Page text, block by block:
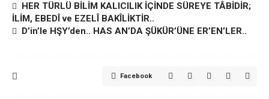
HER TÜRLÜ BİLİM KALICILIK İÇİNDE SÜREYE TÂBİDİR;
İLİM, EBEDÎ ve EZELÎ BAKÎLİKTİR..
D’in’le HŞY’den.. HAS AN’DA ŞÜKÜR’ÜNE ER’EN’LER..
Facebook